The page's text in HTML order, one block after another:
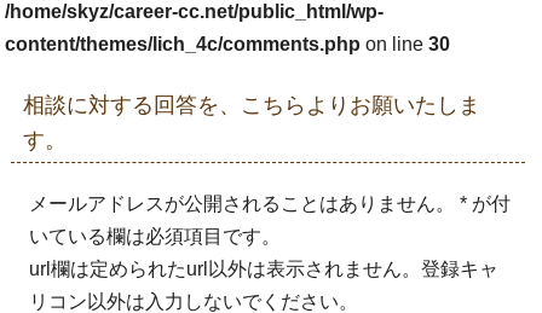
/home/skyz/career-cc.net/public_html/wp-
content/themes/lich_4c/comments.php on line30
相談に対する回答を、こちらよりお願いたしま
す。
メールアドレスが公開されることはありません。 * が付
いている欄は必須項目です。
url欄は定められたurl以外は表示されません。登録キャ
リコン以外は入力しないでください。